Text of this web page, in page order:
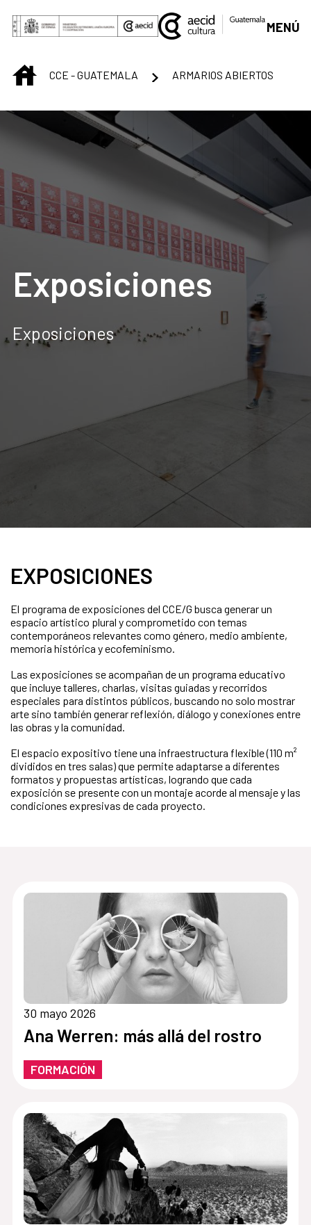
Saltar al contenido principal
MENÚ
INICIOCCE - GUATEMALA ARMARIOS ABIERTOS
Exposiciones
Exposiciones
EXPOSICIONES
El programa de exposiciones del CCE/G busca generar un
espacio artístico plural y comprometido con temas
contemporáneos relevantes como género, medio ambiente,
memoria histórica y ecofeminismo.
Las exposiciones se acompañan de un programa educativo
que incluye talleres, charlas, visitas guiadas y recorridos
especiales para distintos públicos, buscando no solo mostrar
arte sino también generar reflexión, diálogo y conexiones entre
las obras y la comunidad.
El espacio expositivo tiene una infraestructura flexible (110 m²
divididos en tres salas) que permite adaptarse a diferentes
formatos y propuestas artísticas, logrando que cada
exposición se presente con un montaje acorde al mensaje y las
condiciones expresivas de cada proyecto.
30 mayo 2026
Ana Werren: más allá del rostro
FORMACIÓN